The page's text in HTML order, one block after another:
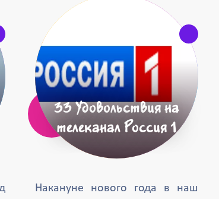
33 Удовольствия на
телеканал Россия 1
Накануне нового года в наш